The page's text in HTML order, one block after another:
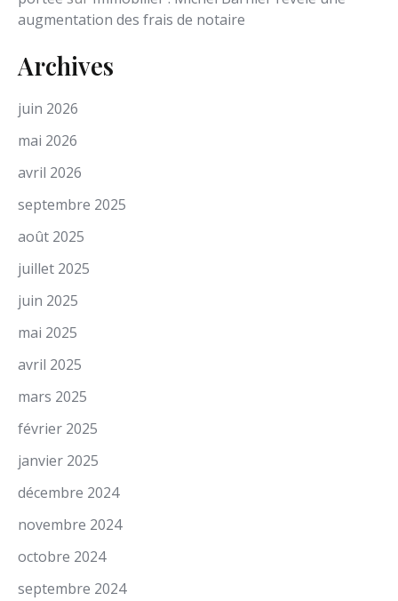
augmentation des frais de notaire
Archives
juin 2026
mai 2026
avril 2026
septembre 2025
août 2025
juillet 2025
juin 2025
mai 2025
avril 2025
mars 2025
février 2025
janvier 2025
décembre 2024
novembre 2024
octobre 2024
septembre 2024